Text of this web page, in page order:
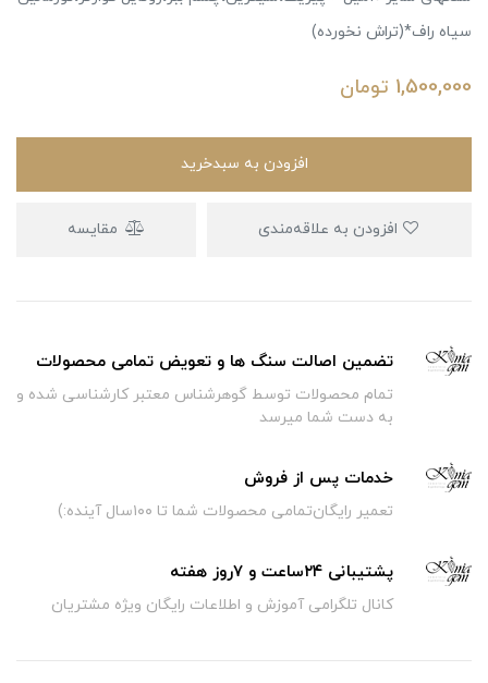
سیاه راف*(تراش نخورده)
1,500,000 تومان
افزودن به سبدخرید
مقایسه
تضمین اصالت سنگ ها و تعویض تمامی محصولات
تمام محصولات توسط گوهرشناس معتبر کارشناسی شده و
به دست شما میرسد
خدمات پس از فروش
تعمیر رایگان‌تمامی محصولات شما تا ۱۰۰سال آینده:)
پشتیبانی ۲۴ساعت و ۷روز هفته
کانال تلگرامی آموزش و اطلاعات رایگان ویژه مشتریان